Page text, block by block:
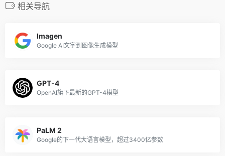
相关导航
Imagen
Google AI文字到图像生成模型
GPT-4
OpenAI旗下最新的GPT-4模型
PaLM 2
Google的下一代大语言模型，超过3400亿参数